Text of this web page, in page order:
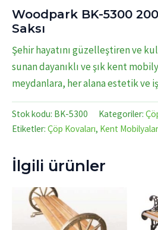
Woodpark BK-5300
Saksı
Şehir hayatını güzelleştiren ve
sunan dayanıklı ve şık kent
meydanlara, her alana estetik ve
Stok kodu: BK-5300 Kategoriler:
Etiketler: Çöp Kovaları, Kent
İlgili ürünler